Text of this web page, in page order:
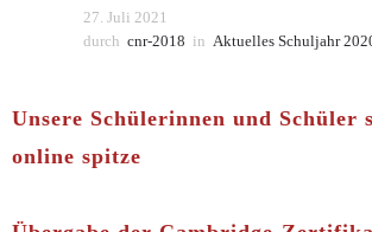
27. Juli 2021
durch cnr-2018 in Aktuelles Schuljahr
Unsere Schülerinnen und Schüler
online spitze